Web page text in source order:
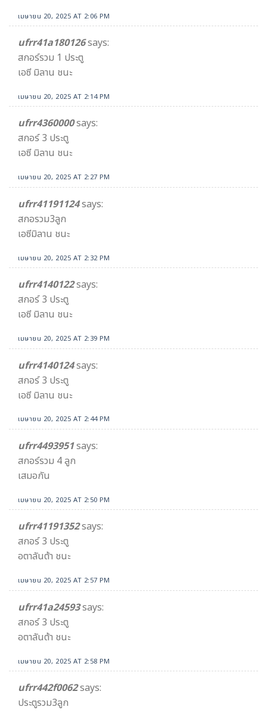
เมษายน 20, 2025 AT 2:06 PM
ufrr41a180126says:
สกอร์รวม 1 ประตู
เอซี มิลาน ชนะ
เมษายน 20, 2025 AT 2:14 PM
ufrr4360000says:
สกอร์ 3 ประตู
เอซี มิลาน ชนะ
เมษายน 20, 2025 AT 2:27 PM
ufrr41191124says:
สกอรวม3ลูก
เอซีมิลาน ชนะ
เมษายน 20, 2025 AT 2:32 PM
ufrr4140122says:
สกอร์ 3 ประตู
เอซี มิลาน ชนะ
เมษายน 20, 2025 AT 2:39 PM
ufrr4140124says:
สกอร์ 3 ประตู
เอซี มิลาน ชนะ
เมษายน 20, 2025 AT 2:44 PM
ufrr4493951says:
สกอร์รวม 4 ลูก
เสมอกัน
เมษายน 20, 2025 AT 2:50 PM
ufrr41191352says:
สกอร์ 3 ประตู
อตาลันต้า ชนะ
เมษายน 20, 2025 AT 2:57 PM
ufrr41a24593says:
สกอร์ 3 ประตู
อตาลันต้า ชนะ
เมษายน 20, 2025 AT 2:58 PM
ufrr442f0062says:
ประตูรวม3ลูก